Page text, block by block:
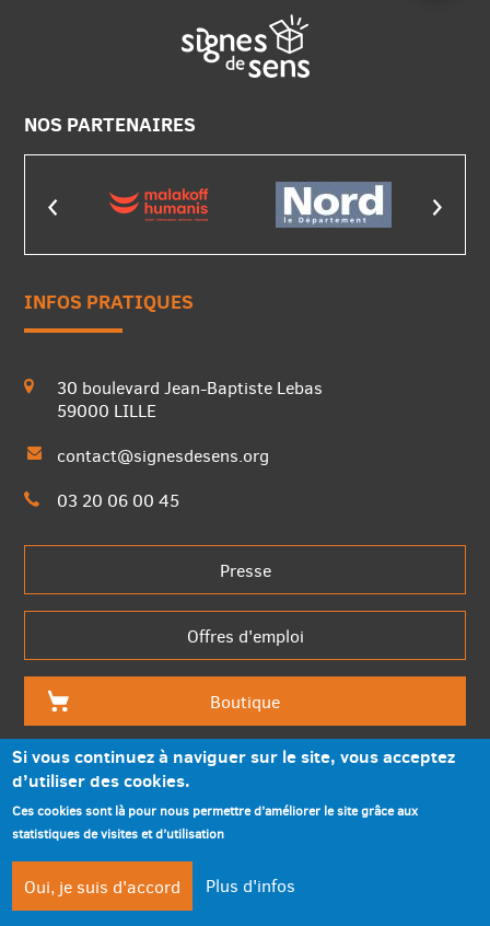
Si vous continuez à naviguer sur le site, vous acceptez
d’utiliser des cookies.
Ces cookies sont là pour nous permettre d’améliorer le site grâce aux
statistiques de visites et d’utilisation
Oui, je suis d'accord Plus d'infos
NOS PARTENAIRES
INFOS PRATIQUES
30 boulevard Jean-Baptiste Lebas
59000 LILLE
contact@signesdesens.org
03 20 06 00 45
Presse
Offres d'emploi
Boutique
Mentions légales
Accessibilité
Plan du site